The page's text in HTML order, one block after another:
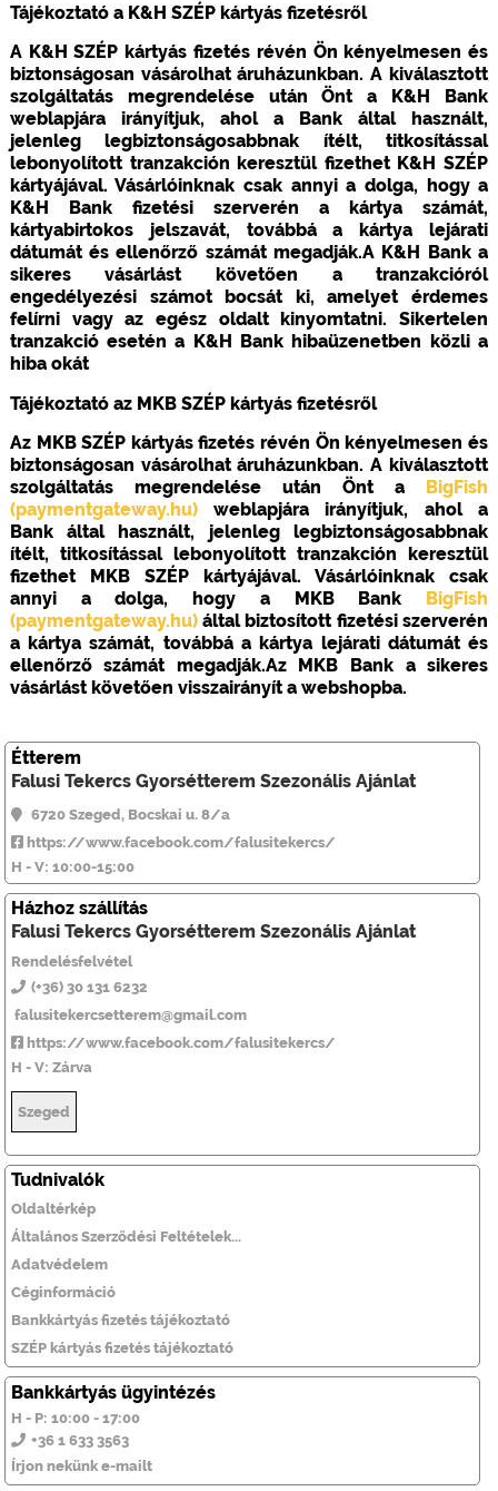
Tájékoztató a K&H SZÉP kártyás fizetésről
A K&H SZÉP kártyás fizetés révén Ön kényelmesen és
biztonságosan vásárolhat áruházunkban. A kiválasztott
szolgáltatás megrendelése után Önt a K&H Bank
weblapjára irányítjuk, ahol a Bank által használt,
jelenleg legbiztonságosabbnak ítélt, titkosítással
lebonyolított tranzakción keresztül fizethet K&H SZÉP
kártyájával. Vásárlóinknak csak annyi a dolga, hogy a
K&H Bank fizetési szerverén a kártya számát,
kártyabirtokos jelszavát, továbbá a kártya lejárati
dátumát és ellenőrző számát megadják.A K&H Bank a
sikeres vásárlást követően a tranzakcióról
engedélyezési számot bocsát ki, amelyet érdemes
felírni vagy az egész oldalt kinyomtatni. Sikertelen
tranzakció esetén a K&H Bank hibaüzenetben közli a
hiba okát
Tájékoztató az MKB SZÉP kártyás fizetésről
Az MKB SZÉP kártyás fizetés révén Ön kényelmesen és
biztonságosan vásárolhat áruházunkban. A kiválasztott
szolgáltatás megrendelése után Önt a BigFish
(paymentgateway.hu)weblapjára irányítjuk, ahol a
Bank által használt, jelenleg legbiztonságosabbnak
ítélt, titkosítással lebonyolított tranzakción keresztül
fizethet MKB SZÉP kártyájával. Vásárlóinknak csak
annyi a dolga, hogy a MKB Bank BigFish
(paymentgateway.hu)által biztosított fizetési szerverén
a kártya számát, továbbá a kártya lejárati dátumát és
ellenőrző számát megadják.Az MKB Bank a sikeres
vásárlást követően visszairányít a webshopba.
Étterem
Falusi Tekercs Gyorsétterem Szezonális Ajánlat
6720 Szeged, Bocskai u. 8/a
https://www.facebook.com/falusitekercs/
H - V: 10:00-15:00
Házhoz szállítás
Falusi Tekercs Gyorsétterem Szezonális Ajánlat
Rendelésfelvétel
(+36) 30 131 6232
falusitekercsetterem@gmail.com
https://www.facebook.com/falusitekercs/
H - V: Zárva
Szeged
Tudnivalók
Oldaltérkép
Általános Szerződési Feltételek...
Adatvédelem
Céginformáció
Bankkártyás fizetés tájékoztató
SZÉP kártyás fizetés tájékoztató
Bankkártyás ügyintézés
H - P: 10:00 - 17:00
+36 1 633 3563
Írjon nekünk e-mailt